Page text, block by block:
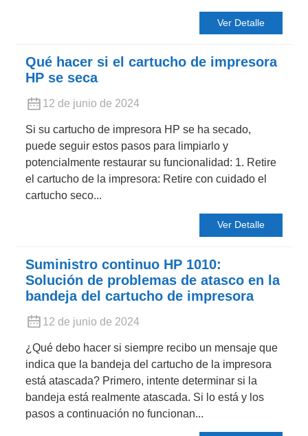
Ver Detalle
Qué hacer si el cartucho de impresora
HP se seca
12 de junio de 2024
Si su cartucho de impresora HP se ha secado,
puede seguir estos pasos para limpiarlo y
potencialmente restaurar su funcionalidad: 1. Retire
el cartucho de la impresora: Retire con cuidado el
cartucho seco...
Ver Detalle
Suministro continuo HP 1010:
Solución de problemas de atasco en la
bandeja del cartucho de impresora
12 de junio de 2024
¿Qué debo hacer si siempre recibo un mensaje que
indica que la bandeja del cartucho de la impresora
está atascada? Primero, intente determinar si la
bandeja está realmente atascada. Si lo está y los
pasos a continuación no funcionan...